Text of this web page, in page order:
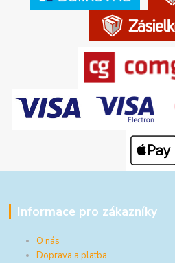
Informace pro zákazníky
O nás
Doprava a platba